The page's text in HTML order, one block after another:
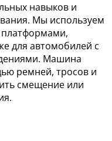
навыков и
Мы используем
платформами,
для автомобилей с
Машина
ремней, тросов и
смещение или